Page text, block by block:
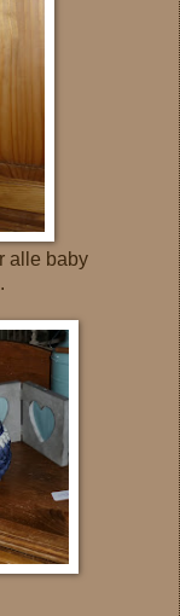
alle baby